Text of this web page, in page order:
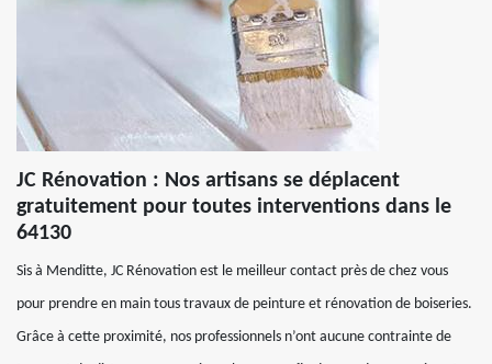
JC Rénovation : Nos artisans se déplacent
gratuitement pour toutes interventions dans le
64130
Sis à Menditte, JC Rénovation est le meilleur contact près de chez vous
pour prendre en main tous travaux de peinture et rénovation de boiseries.
Grâce à cette proximité, nos professionnels n’ont aucune contrainte de